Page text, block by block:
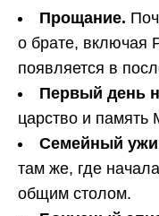
Прощание.
о брате, включая
появляется в
Первый день
царство и
Семейный
там же, где
общим столом.